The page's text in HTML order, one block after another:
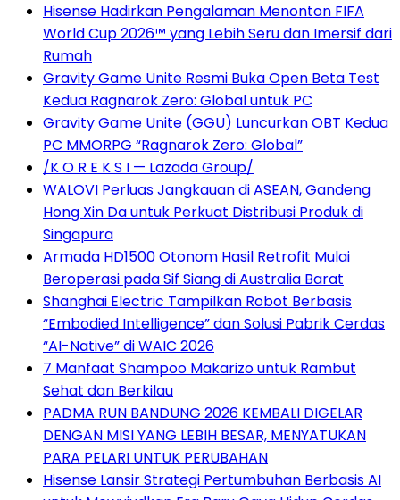
Hisense Hadirkan Pengalaman Menonton FIFA
World Cup 2026™ yang Lebih Seru dan Imersif dari
Rumah
Gravity Game Unite Resmi Buka Open Beta Test
Kedua Ragnarok Zero: Global untuk PC
Gravity Game Unite (GGU) Luncurkan OBT Kedua
PC MMORPG “Ragnarok Zero: Global”
/K O R E K S I — Lazada Group/
WALOVI Perluas Jangkauan di ASEAN, Gandeng
Hong Xin Da untuk Perkuat Distribusi Produk di
Singapura
Armada HD1500 Otonom Hasil Retrofit Mulai
Beroperasi pada Sif Siang di Australia Barat
Shanghai Electric Tampilkan Robot Berbasis
“Embodied Intelligence” dan Solusi Pabrik Cerdas
“AI-Native” di WAIC 2026
7 Manfaat Shampoo Makarizo untuk Rambut
Sehat dan Berkilau
PADMA RUN BANDUNG 2026 KEMBALI DIGELAR
DENGAN MISI YANG LEBIH BESAR, MENYATUKAN
PARA PELARI UNTUK PERUBAHAN
Hisense Lansir Strategi Pertumbuhan Berbasis AI